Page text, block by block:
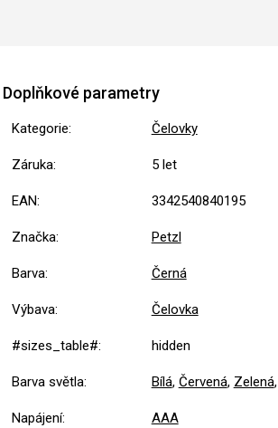
Doplňkové parametry
Kategorie: Čelovky
Záruka: 5 let
EAN: 3342540840195
Značka: Petzl
Barva: Černá
Výbava: Čelovka
#sizes_table#: hidden
Barva světla: Bílá, Červená, Zelená,
Napájení: AAA